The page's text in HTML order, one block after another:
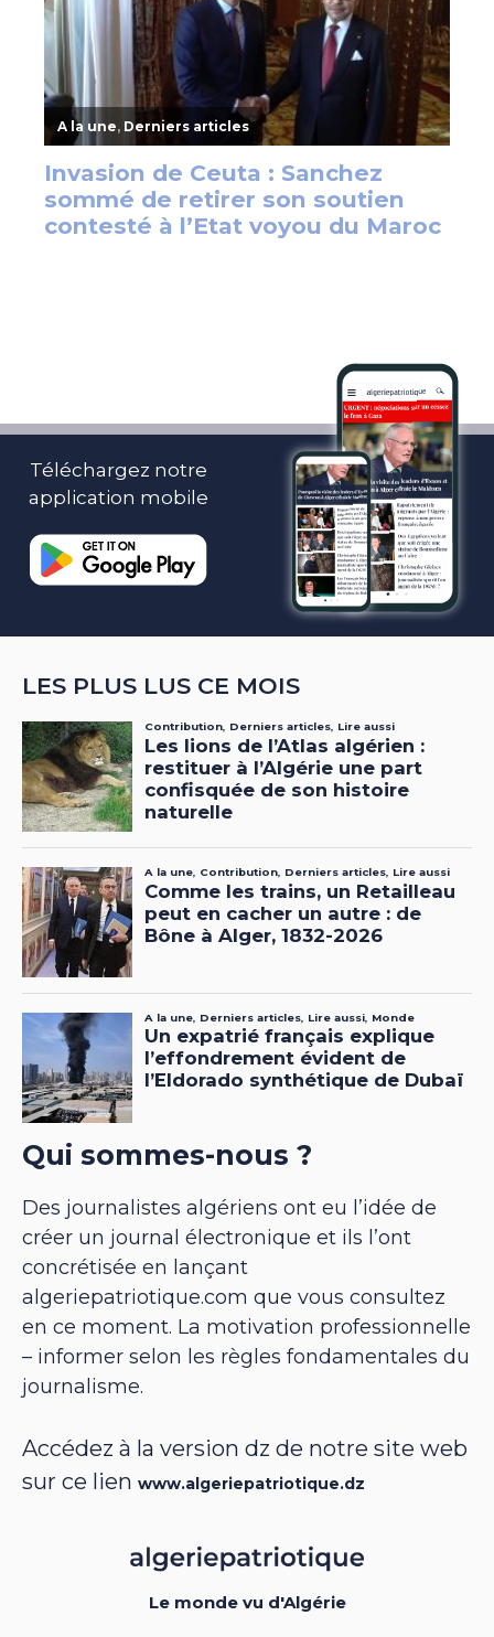
Téléchargez notre
application mobile
LES PLUS LUS CE MOIS
Qui sommes-nous ?
Des journalistes algériens ont eu l’idée de
créer un journal électronique et ils l’ont
concrétisée en lançant
algeriepatriotique.com que vous consultez
en ce moment. La motivation professionnelle
– informer selon les règles fondamentales du
journalisme.
Accédez à la version dz de notre site web
sur ce lien www.algeriepatriotique.dz
Le monde vu d'Algérie